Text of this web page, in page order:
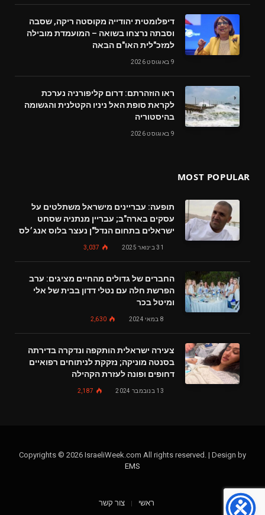
דיפלומטית יהודייה מקוסטה ריקה, שסבה
וסבתה נרצחו בשואה – המועמדת מובילה
למזכ"לית האו"ם הבאה
9 באוגוסט 2026
ראו הוזהרתם: דרום קליפורניה נערכת
לקראת סופת האל ניניו הקטלנית והגשומה
בהיסטוריה
9 באוגוסט 2026
MOST POPULAR
תופעה: עבריינים מישראל משתלטים על
עסקים בארה"ב; עבריין מנתניה שסחט
ישראלים בתחום הנדל"ן נעצר בלוס אנג׳לס
31 בינואר 2025 3,037
החברים של גדולים מהחיים מציגים: ערב
הפרשת חלה עם נטלי דדון בבית של אלי
ומיטל בכר
8 במאי 2024 2,630
צעירה ישראלית הותקפה ונדקרה בדירתה
בסנטה מוניקה; נזקקת לניתוחים רפואיים
דחופים ופונה לעזרת הקהילה
13 בנובמבר 2024 2,187
Copyrights © 2026 IsraeliWeek.com All rights reserved. | Design by
EMS
ראשי צור קשר